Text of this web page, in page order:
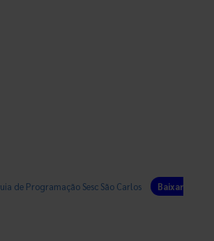
de Programação Sesc São Carlos
Baixar